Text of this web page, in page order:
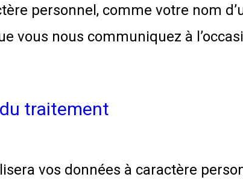
personnel, comme votre nom
vous nous communiquez à
traitement
vos données à caractère